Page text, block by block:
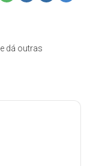
dá outras